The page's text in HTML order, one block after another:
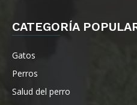
CATEGORÍA
Gatos
Perros
Salud del perro